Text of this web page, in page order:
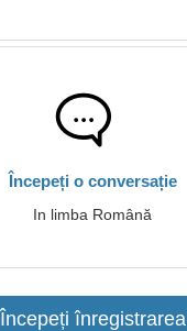
Începeți o conversație
In limba Română
Începeți înregistrarea